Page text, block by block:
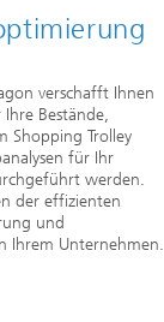
verschafft Ihnen
Ihre Bestände,
Shopping Trolley
für Ihr
werden.
der effizienten
und
Ihrem Unternehmen.